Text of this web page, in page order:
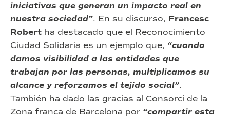
iniciativas que generan un impacto real en
nuestra sociedad”. En su discurso, Francesc
Robert ha destacado que el Reconocimiento
Ciudad Solidaria es un ejemplo que, “cuando
damos visibilidad a las entidades que
trabajan por las personas, multiplicamos su
alcance y reforzamos el tejido social”.
También ha dado las gracias al Consorci de la
Zona franca de Barcelona por “compartir esta